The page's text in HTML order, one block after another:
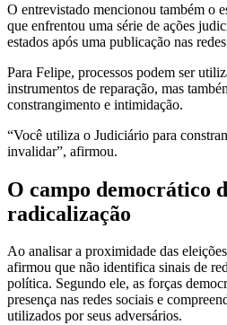
O entrevistado mencionou também o
que enfrentou uma série de ações
estados após uma publicação nas
Para Felipe, processos podem ser
instrumentos de reparação, mas
constrangimento e intimidação.
“Você utiliza o Judiciário para
invalidar”, afirmou.
O campo democrático
radicalização
Ao analisar a proximidade das
afirmou que não identifica sinais de
política. Segundo ele, as forças
presença nas redes sociais e
utilizados por seus adversários.